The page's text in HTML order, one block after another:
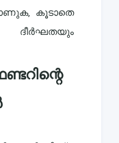
കൂടാതെ
ദീർഘതയും